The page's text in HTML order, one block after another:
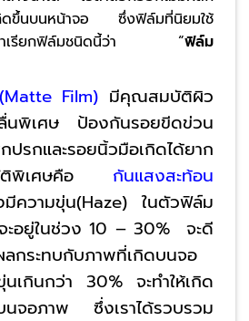
กิดขึ้นบนหน้าจอ ซึ่งฟิล์มที่นิยมใช้
เราเรียกฟิล์มชนิดนี้ว่า “ฟิล์ม
Film) มีคุณสมบัติผิว
นพิเศษ ป้องกันรอยขีดข่วน
และรอยนิ้วมือเกิดได้ยาก
บัติพิเศษคือ กันแสงสะท้อน
ความขุ่น(Haze) ในตัวฟิล์ม
ะอยู่ในช่วง 10 – 30% จะดี
ลกระทบกับภาพที่เกิดบนจอ
เกินกว่า 30% จะทำให้เกิด
นจอภาพ ซึ่งเราได้รวบรวม